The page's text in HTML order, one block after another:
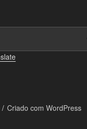
Criado com WordPress